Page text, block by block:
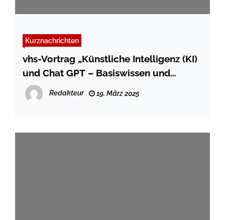
Kurznachrichten
vhs-Vortrag „Künstliche Intelligenz (KI)
und Chat GPT – Basiswissen und
Anwendungsbeispiele“
Redakteur 19. März 2025